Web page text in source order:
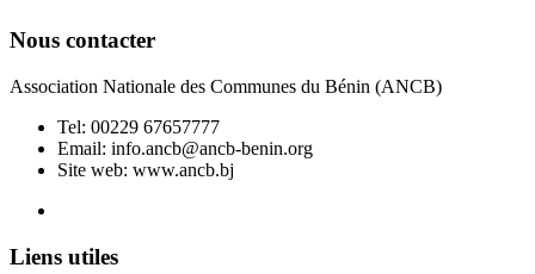
Nous contacter
Association Nationale des Communes du Bénin (ANCB)
Tel: 00229 67657777
Email: info.ancb@ancb-benin.org
Site web: www.ancb.bj
Liens utiles